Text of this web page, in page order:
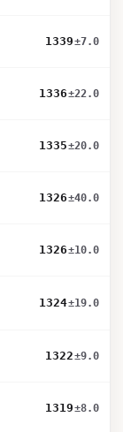
1339±7.0
1336±22.0
1335±20.0
1326±40.0
1326±10.0
1324±19.0
1322±9.0
1319±8.0